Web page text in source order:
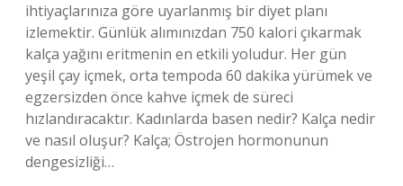
ihtiyaçlarınıza göre uyarlanmış bir diyet planı
izlemektir. Günlük alımınızdan 750 kalori çıkarmak
kalça yağını eritmenin en etkili yoludur. Her gün
yeşil çay içmek, orta tempoda 60 dakika yürümek ve
egzersizden önce kahve içmek de süreci
hızlandıracaktır. Kadınlarda basen nedir? Kalça nedir
ve nasıl oluşur? Kalça; Östrojen hormonunun
dengesizliği…